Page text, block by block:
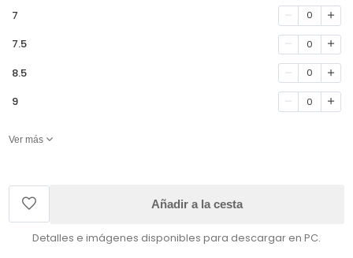
7 0
7.5 0
8.5 0
9 0
Ver más
Añadir a la cesta
Detalles e imágenes disponibles para descargar en PC.